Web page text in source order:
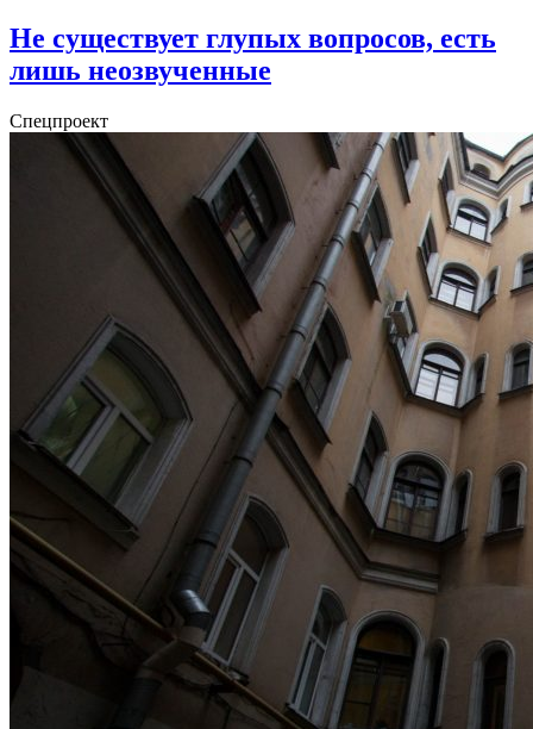
Не существует глупых вопросов, есть
лишь неозвученные
Спецпроект